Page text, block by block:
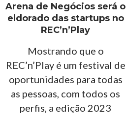
Arena de Negócios será o
eldorado das startups no
REC’n’Play
Mostrando que o
REC’n’Play é um festival de
oportunidades para todas
as pessoas, com todos os
perfis, a edição 2023